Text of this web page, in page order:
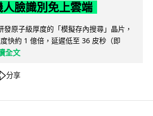
人臉識別免上雲端
發原子級厚度的「模擬存內搜尋」晶片，
快約 1 億倍，延遲低至 36 皮秒（即
全文
分享